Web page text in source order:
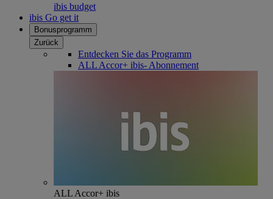
ibis budget
ibis Go get it
Bonusprogramm
Zurück
Entdecken Sie das Programm
ALL Accor+ ibis- Abonnement
ALL Accor+ ibis